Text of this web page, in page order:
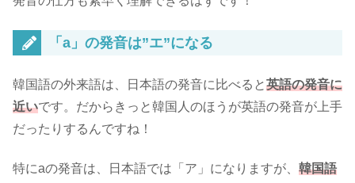
「a」の発音は”エ”になる
韓国語の外来語は、日本語の発音に比べると英語の発音に
近いです。だからきっと韓国人のほうが英語の発音が上手
だったりするんですね！
特にaの発音は、日本語では「ア」になりますが、 韓国語